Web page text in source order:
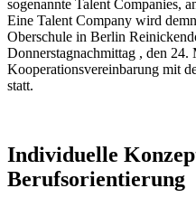
sogenannte Talent Companies,
Eine Talent Company wird
Oberschule in Berlin
Donnerstagnachmittag , den
Kooperationsvereinbarung mit
statt.
Individuelle
Berufsorientierung